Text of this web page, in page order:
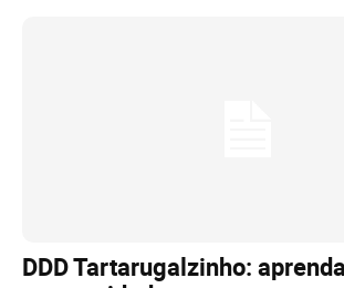
DDD Tartarugalzinho: